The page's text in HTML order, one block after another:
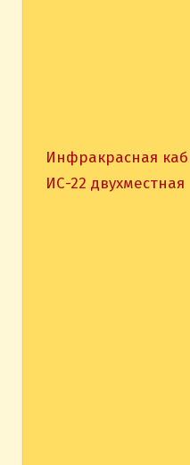
Инфракрасная
ИС-22 двухместная